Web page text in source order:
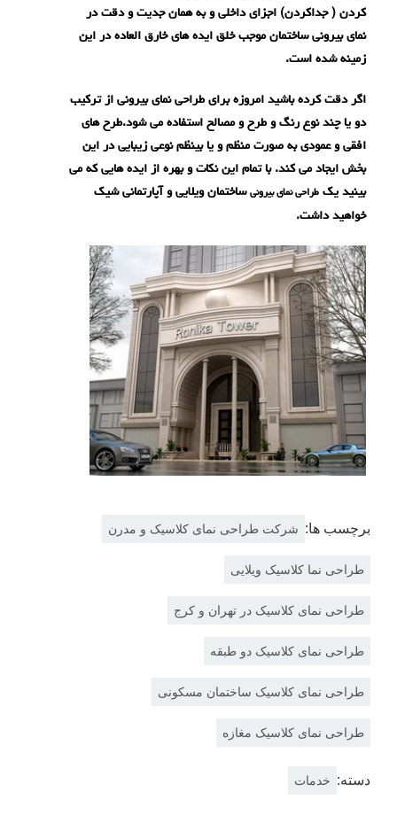
کردن ( جداکردن) اجزای داخلی و به همان جدیت و دقت در
نمای بیرونی ساختمان موجب خلق ایده های خارق العاده در این
زمینه شده است.
اگر دقت کرده باشید امروزه برای طراحی نمای بیرونی از ترکیب
دو یا چند نوع رنگ و طرح و مصالح استفاده می شود.طرح های
افقی و عمودی به صورت منظم و یا بینظم نوعی زیبایی در این
بخش ایجاد می کند. با تمام این نکات و بهره از ایده هایی که می
بینید یک طراحی نمای بیرونی ساختمان ویلایی و آپارتمانی شیک
خواهید داشت.
برچسب ها: شرکت طراحی نمای کلاسیک و مدرن
طراحی نما کلاسیک ویلایی
طراحی نمای کلاسیک در تهران و کرج
طراحی نمای کلاسیک دو طبقه
طراحی نمای کلاسیک ساختمان مسکونی
طراحی نمای کلاسیک مغازه
دسته: خدمات